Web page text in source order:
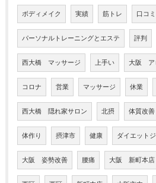
ボディメイク 実績 筋トレ 口コミ
パーソナルトレーニングとエステ 評判
西大橋 マッサージ 上手い 大阪 ア
コロナ 営業 マッサージ 休業
西大橋 隠れ家サロン 北摂 体質改善
体作り 摂津市 健康 ダイエット
大阪 姿勢改善 腰痛 大阪 新町本店